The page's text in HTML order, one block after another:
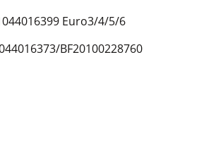
Euro3/4/5/6
BF20100228760